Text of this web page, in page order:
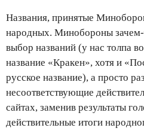
Названия, принятые
народных. Минобороны зачем-
выбор названий (у нас толпа
название «Кракен», хотя и
русское название), а просто
несоответствующие
сайтах, заменив результаты
действительные итоги